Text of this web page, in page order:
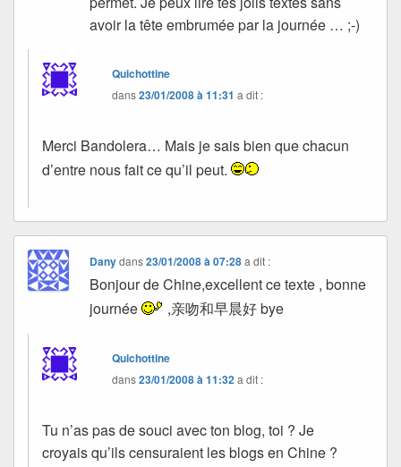
avoir la tête embrumée par la journée … ;-)
Quichottine
dans23/01/2008 à 11:31 a dit :
Merci Bandolera… Mais je sais bien que chacun
d’entre nous fait ce qu’il peut.
Danydans23/01/2008 à 07:28 a dit :
Bonjour de Chine,excellent ce texte , bonne
journée
,亲吻和早晨好 bye
Quichottine
dans23/01/2008 à 11:32a dit :
Tu n’as pas de souci avec ton blog, toi ? Je
croyais qu’ils censuraient les blogs en Chine ?